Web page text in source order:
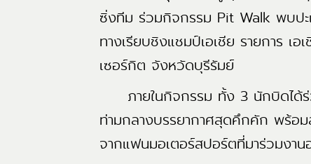
ซิ่งทีม ร่วมกิจกรรม Pit Walk พบปะ
ทางเรียบชิงแชมป์เอเชีย รายการ
เซอร์กิต จังหวัดบุรีรัมย์
ภายในกิจกรรม ทั้ง 3 นักบิดได้ร่ว
ท่ามกลางบรรยากาศสุดคึกคัก พร้อ
จากแฟนมอเตอร์สปอร์ตที่มาร่วมงาน